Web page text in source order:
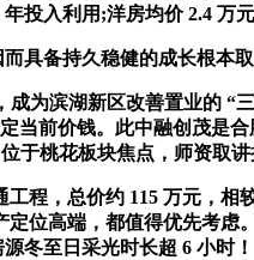
投入利用;洋房均价 2.4 万元
备持久稳健的成长根本取
滨湖新区改善置业的 “
当前价钱。此中融创茂是
于桃花板块焦点，师资取
，总价约 115 万元，相
位高端，都值得优先考
冬至日采光时长超 6 小时！